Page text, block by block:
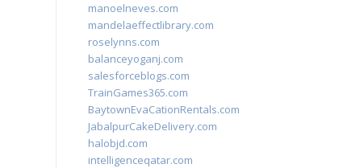
manoelneves.com
mandelaeffectlibrary.com
roselynns.com
balanceyoganj.com
salesforceblogs.com
TrainGames365.com
BaytownEvaCationRentals.com
JabalpurCakeDelivery.com
halobjd.com
intelligenceqatar.com